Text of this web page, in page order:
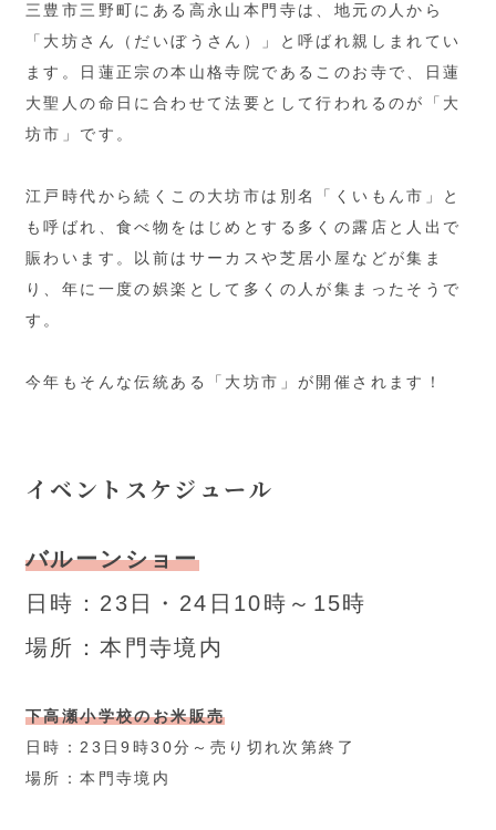
三豊市三野町にある高永山本門寺は、地元の人から
「大坊さん（だいぼうさん）」と呼ばれ親しまれてい
ます。日蓮正宗の本山格寺院であるこのお寺で、日蓮
大聖人の命日に合わせて法要として行われるのが「大
坊市」です。
江戸時代から続くこの大坊市は別名「くいもん市」と
も呼ばれ、食べ物をはじめとする多くの露店と人出で
賑わいます。以前はサーカスや芝居小屋などが集ま
り、年に一度の娯楽として多くの人が集まったそうで
す。
今年もそんな伝統ある「大坊市」が開催されます！
イベントスケジュール
バルーンショー
日時：23日・24日10時～15時
場所：本門寺境内
下高瀬小学校のお米販売
日時：23日9時30分～売り切れ次第終了
場所：本門寺境内